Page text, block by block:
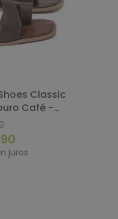
Café -
90
juros